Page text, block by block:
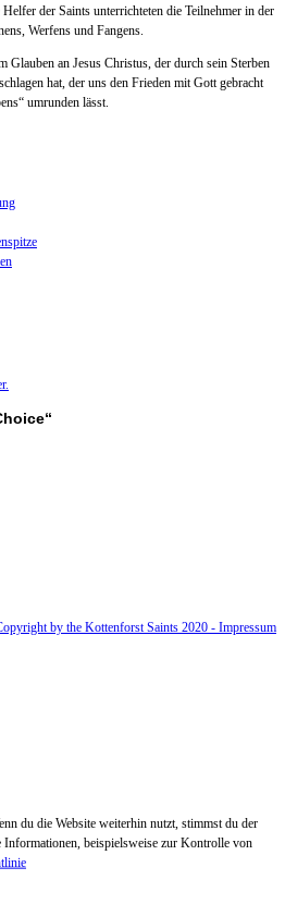
der Saints unterrichteten die Teilnehmer in der
Werfens und Fangens.
Glauben an Jesus Christus, der durch sein Sterben
hat, der uns den Frieden mit Gott gebracht
umrunden lässt.
by the Kottenforst Saints 2020 - Impressum
du die Website weiterhin nutzt, stimmst du der
beispielsweise zur Kontrolle von